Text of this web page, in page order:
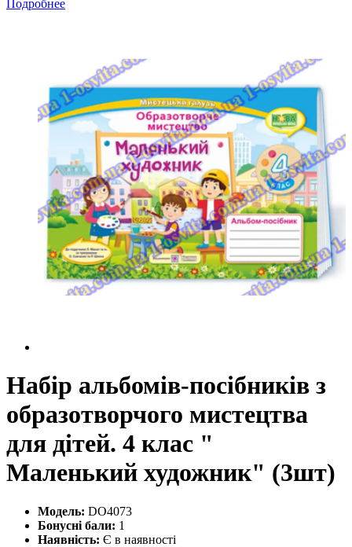
Подробнее
Набір альбомів-посібників з
образотворчого мистецтва
для дітей. 4 клас "
Маленький художник" (3шт)
Модель: DO4073
Бонусні бали: 1
Наявність: Є в наявності